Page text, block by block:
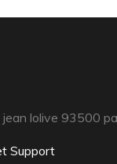
lolive 93500
Support